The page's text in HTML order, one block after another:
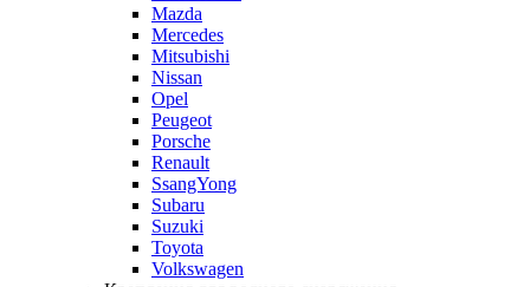
Mazda
Mercedes
Mitsubishi
Nissan
Opel
Peugeot
Porsche
Renault
SsangYong
Subaru
Suzuki
Toyota
Volkswagen